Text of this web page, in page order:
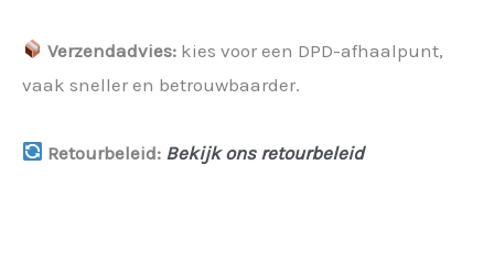
Verzendadvies: kies voor een DPD-afhaalpunt,
vaak sneller en betrouwbaarder.
Retourbeleid: Bekijk ons retourbeleid